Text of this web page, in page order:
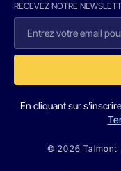
RECEVEZ NOTRE
En cliquant sur
© 2026 Talmont